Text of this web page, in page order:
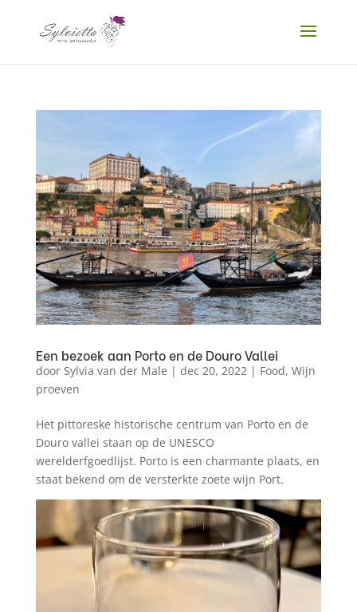
Een bezoek aan Porto en de Douro Vallei
door Sylvia van der Male | dec 20, 2022 | Food, Wijn
proeven
Het pittoreske historische centrum van Porto en de
Douro vallei staan op de UNESCO
werelderfgoedlijst. Porto is een charmante plaats, en
staat bekend om de versterkte zoete wijn Port.